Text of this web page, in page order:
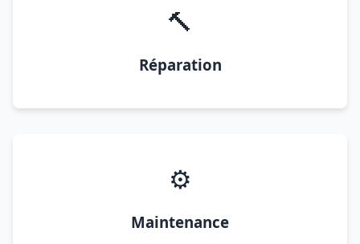
🔨
Réparation
⚙️
Maintenance